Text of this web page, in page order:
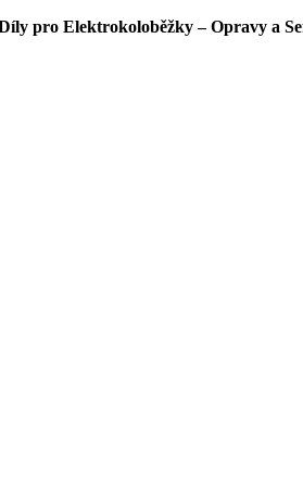
pro Elektrokoloběžky – Opravy a